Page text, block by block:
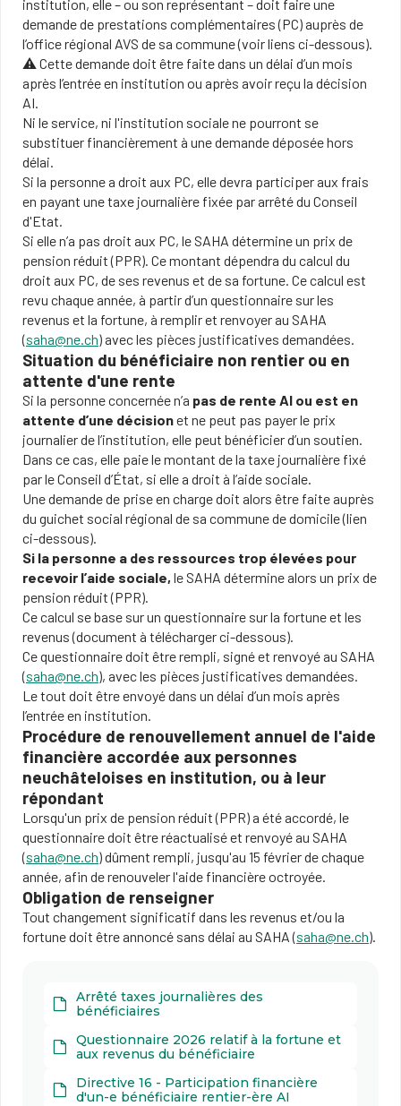
institution, elle – ou son représentant – doit faire une
demande de prestations complémentaires (PC) auprès de
l’office régional AVS de sa commune (voir liens ci-dessous).
⚠️ Cette demande doit être faite dans un délai d’un mois
après l’entrée en institution ou après avoir reçu la décision
AI.
Ni le service, ni l'institution sociale ne pourront se
substituer financièrement à une demande déposée hors
délai.
Si la personne a droit aux PC, elle devra participer aux frais
en payant une taxe journalière fixée par arrêté du Conseil
d'Etat.
Si elle n’a pas droit aux PC, le SAHA détermine un prix de
pension réduit (PPR). Ce montant dépendra du calcul du
droit aux PC, de ses revenus et de sa fortune. Ce calcul est
revu chaque année, à partir d’un questionnaire sur les
revenus et la fortune, à remplir et renvoyer au SAHA
(saha@ne.ch) avec les pièces justificatives demandées.
Situation du bénéficiaire non rentier ou en
attente d'une rente
Si la personne concernée n’a pas de rente AI ou est en
attente d’une décisionet ne peut pas payer le prix
journalier de l’institution, elle peut bénéficier d’un soutien.
Dans ce cas, elle paie le montant de la taxe journalière fixé
par le Conseil d’État, si elle a droit à l’aide sociale.
Une demande de prise en charge doit alors être faite auprès
du guichet social régional de sa commune de domicile (lien
ci-dessous).
Si la personne a des ressources trop élevées pour
recevoir l’aide sociale, le SAHA détermine alors un prix de
pension réduit (PPR).
Ce calcul se base sur un questionnaire sur la fortune et les
revenus (document à télécharger ci-dessous).
Ce questionnaire doit être rempli, signé et renvoyé au SAHA
(saha@ne.ch), avec les pièces justificatives demandées.
Le tout doit être envoyé dans un délai d’un mois après
l’entrée en institution.
Procédure de renouvellement annuel de l'aide
financière accordée aux personnes
neuchâteloises en institution, ou à leur
répondant
Lorsqu'un prix de pension réduit (PPR) a été accordé, le
questionnaire doit être réactualisé et renvoyé au SAHA
(saha@ne.ch) dûment rempli, jusqu'au 15 février de chaque
année, afin de renouveler l'aide financière octroyée.
Obligation de renseigner
Tout changement significatif dans les revenus et/ou la
fortune doit être annoncé sans délai au SAHA (saha@ne.ch).
Arrêté taxes journalières des
bénéficiaires
Questionnaire 2026 relatif à la fortune et
aux revenus du bénéficiaire
Directive 16 - Participation financière
d'un-e bénéficiaire rentier-ère AI